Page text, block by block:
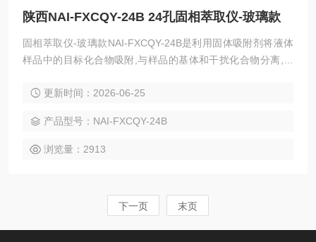
陕西NAI-FXCQY-24B 24孔固相萃取仪-玻璃款
固相萃取仪-玻璃款NAI-FXCQY-24B是利用固体吸附剂将液体
样品中的目标化合物吸附,与样品的基体和干扰化合物分离,然
目的（即样品的分离，净化和富集），24孔方形固相萃取仪目
-24B 24孔固相萃取仪-玻璃款
更新时间：2026-06-25
产品型号：NAI-FXCQY-24B
浏览量：2913
下一页 末页